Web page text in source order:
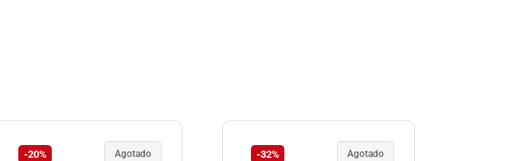
-20% Agotado -32% Agotado